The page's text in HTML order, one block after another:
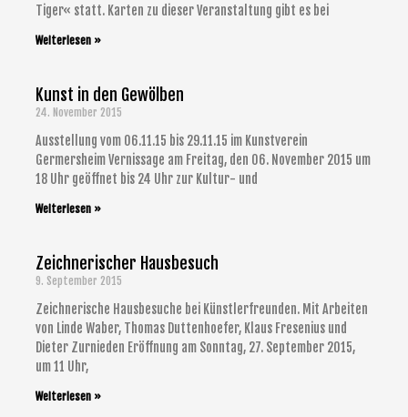
Tiger« statt. Karten zu dieser Veranstaltung gibt es bei
Weiterlesen »
Kunst in den Gewölben
24. November 2015
Ausstellung vom 06.11.15 bis 29.11.15 im Kunstverein
Germersheim Vernissage am Freitag, den 06. November 2015 um
18 Uhr geöffnet bis 24 Uhr zur Kultur- und
Weiterlesen »
Zeichnerischer Hausbesuch
9. September 2015
Zeichnerische Hausbesuche bei Künstlerfreunden. Mit Arbeiten
von Linde Waber, Thomas Duttenhoefer, Klaus Fresenius und
Dieter Zurnieden Eröffnung am Sonntag, 27. September 2015,
um 11 Uhr,
Weiterlesen »
e
e
e
e
e